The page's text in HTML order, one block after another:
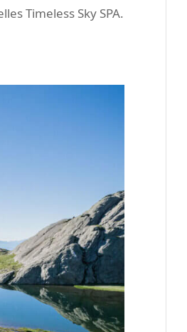
Timeless Sky SPA.